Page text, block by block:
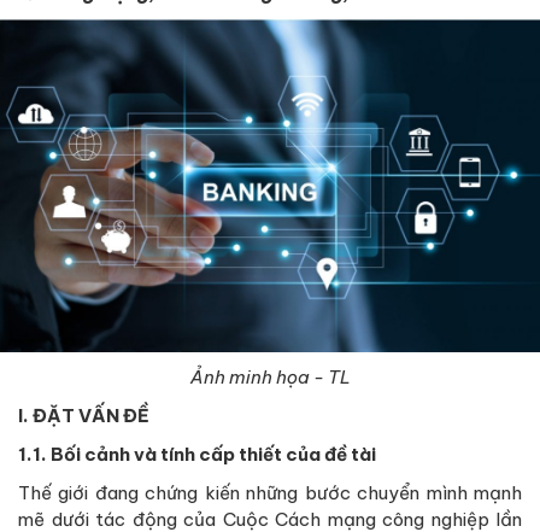
Ảnh minh họa - TL
I. ĐẶT VẤN ĐỀ
1.1. Bối cảnh và tính cấp thiết của đề tài
Thế giới đang chứng kiến những bước chuyển mình mạnh
mẽ dưới tác động của Cuộc Cách mạng công nghiệp lần